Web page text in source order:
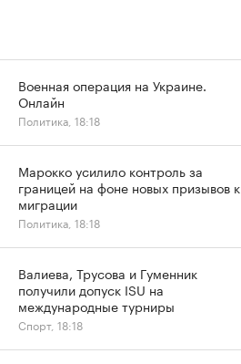
Военная операция на Украине.
Онлайн
Политика, 18:18
Марокко усилило контроль за
границей на фоне новых призывов к
миграции
Политика, 18:18
Валиева, Трусова и Гуменник
получили допуск ISU на
международные турниры
Спорт, 18:18